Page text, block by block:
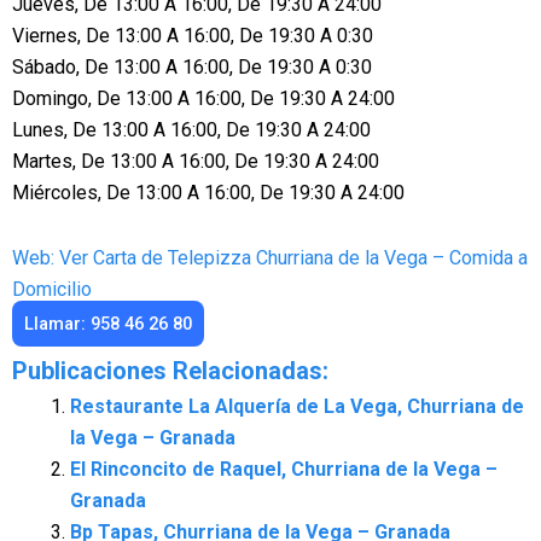
Viernes, De 13:00 A 16:00, De 19:30 A 0:30
Sábado, De 13:00 A 16:00, De 19:30 A 0:30
Domingo, De 13:00 A 16:00, De 19:30 A 24:00
Lunes, De 13:00 A 16:00, De 19:30 A 24:00
Martes, De 13:00 A 16:00, De 19:30 A 24:00
Miércoles, De 13:00 A 16:00, De 19:30 A 24:00
Web: Ver Carta de Telepizza Churriana de la Vega – Comida a
Domicilio
Llamar: 958 46 26 80
Publicaciones Relacionadas:
Restaurante La Alquería de La Vega, Churriana de
la Vega – Granada
El Rinconcito de Raquel, Churriana de la Vega –
Granada
Bp Tapas, Churriana de la Vega – Granada